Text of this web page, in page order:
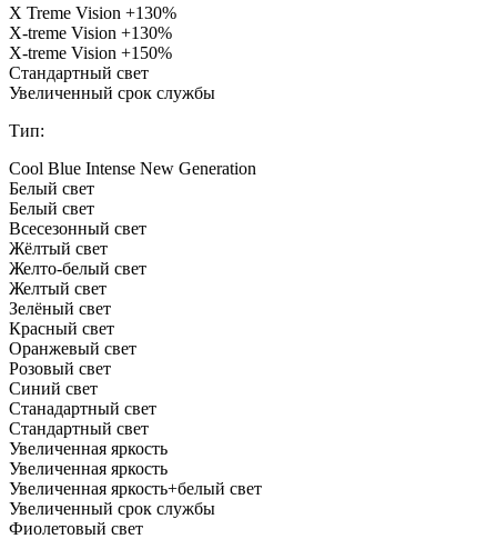
X Treme Vision +130%
X-treme Vision +130%
X-treme Vision +150%
Стандартный свет
Увеличенный срок службы
Тип:
Cool Blue Intense New Generation
Белый свет
Белый свет
Всесезонный свет
Жёлтый свет
Желто-белый свет
Желтый свет
Зелёный свет
Красный свет
Оранжевый свет
Розовый свет
Синий свет
Станадартный свет
Стандартный свет
Увеличенная яркость
Увеличенная яркость
Увеличенная яркость+белый свет
Увеличенный срок службы
Фиолетовый свет